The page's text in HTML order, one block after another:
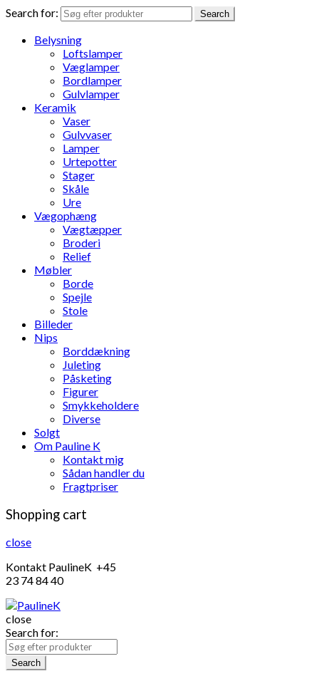
Search for: Search
Belysning
Loftslamper
Væglamper
Bordlamper
Gulvlamper
Keramik
Vaser
Gulvvaser
Lamper
Urtepotter
Stager
Skåle
Ure
Vægophæng
Vægtæpper
Broderi
Relief
Møbler
Borde
Spejle
Stole
Billeder
Nips
Borddækning
Juleting
Påsketing
Figurer
Smykkeholdere
Diverse
Solgt
Om Pauline K
Kontakt mig
Sådan handler du
Fragtpriser
Shopping cart
close
Kontakt PaulineK +45
23 74 84 40
close
Search for:
Search